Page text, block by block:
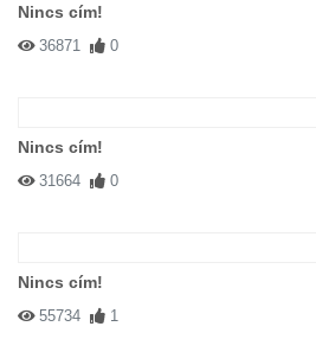
Nincs cím!
36871 0
Nincs cím!
31664 0
Nincs cím!
55734 1